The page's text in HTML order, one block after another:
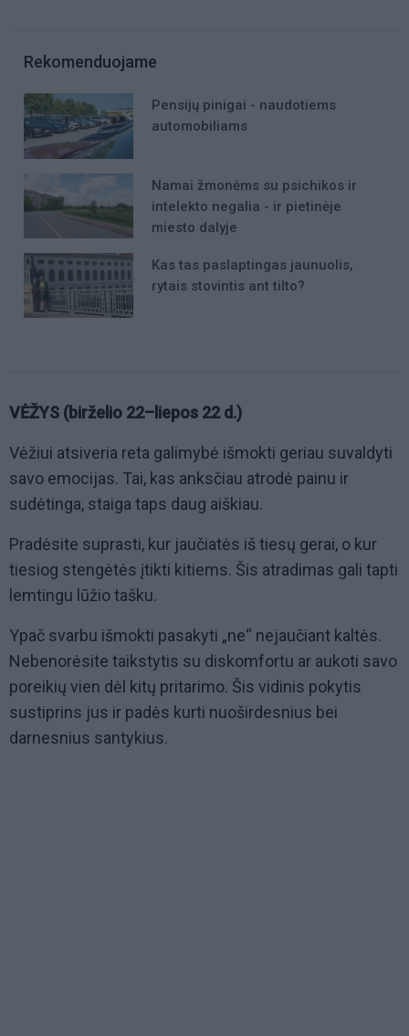
Rekomenduojame
Pensijų pinigai - naudotiems
automobiliams
Namai žmonėms su psichikos ir
intelekto negalia - ir pietinėje
miesto dalyje
Kas tas paslaptingas jaunuolis,
rytais stovintis ant tilto?
VĖŽYS (birželio 22–liepos 22 d.)
Vėžiui atsiveria reta galimybė išmokti geriau suvaldyti
savo emocijas. Tai, kas anksčiau atrodė painu ir
sudėtinga, staiga taps daug aiškiau.
Pradėsite suprasti, kur jaučiatės iš tiesų gerai, o kur
tiesiog stengėtės įtikti kitiems. Šis atradimas gali tapti
lemtingu lūžio tašku.
Ypač svarbu išmokti pasakyti „ne“ nejaučiant kaltės.
Nebenorėsite taikstytis su diskomfortu ar aukoti savo
poreikių vien dėl kitų pritarimo. Šis vidinis pokytis
sustiprins jus ir padės kurti nuoširdesnius bei
darnesnius santykius.